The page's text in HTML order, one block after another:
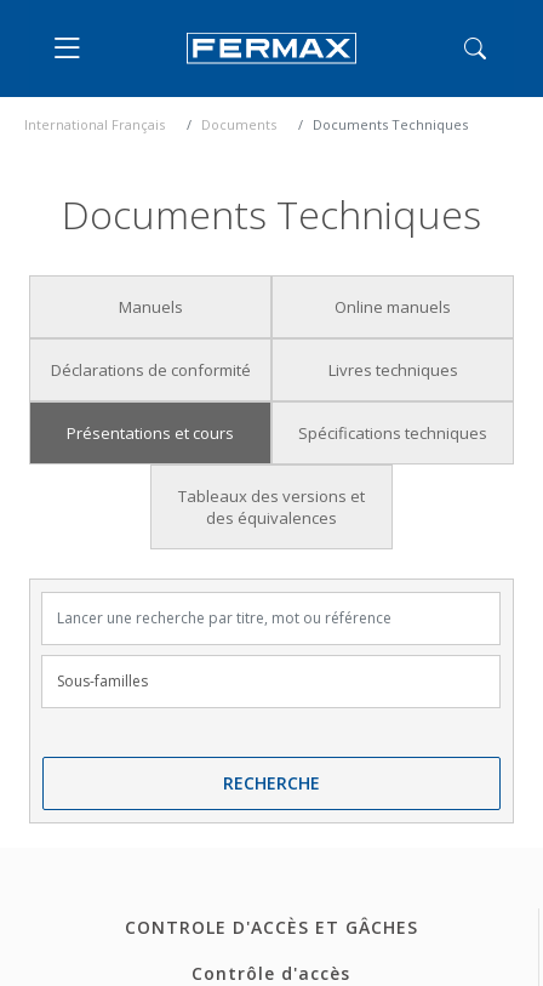
International Français Documents Documents Techniques
Documents Techniques
Manuels Online manuels
Déclarations de conformité Livres techniques
Présentations et cours Spécifications techniques
Tableaux des versions et
des équivalences
Lancer une recherche par titre, mot ou référence
Sous-familles
RECHERCHE
CONTROLE D'ACCÈS ET GÂCHES
Contrôle d'accès